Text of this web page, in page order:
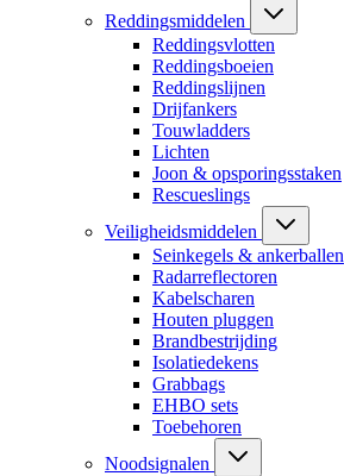
Reddingsmiddelen
Reddingsvlotten
Reddingsboeien
Reddingslijnen
Drijfankers
Touwladders
Lichten
Joon & opsporingsstaken
Rescueslings
Veiligheidsmiddelen
Seinkegels & ankerballen
Radarreflectoren
Kabelscharen
Houten pluggen
Brandbestrijding
Isolatiedekens
Grabbags
EHBO sets
Toebehoren
Noodsignalen